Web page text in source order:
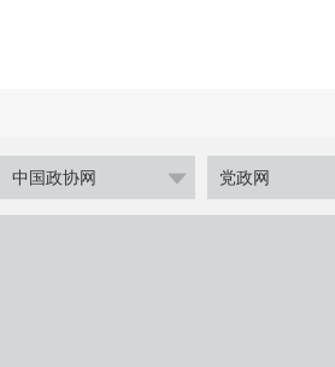
中国政协网 党政网